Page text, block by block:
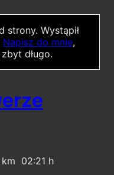
strony. Wystąpił
Napisz do mnie,
długo.
02:21